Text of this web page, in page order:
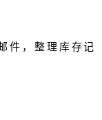
件，整理库存记